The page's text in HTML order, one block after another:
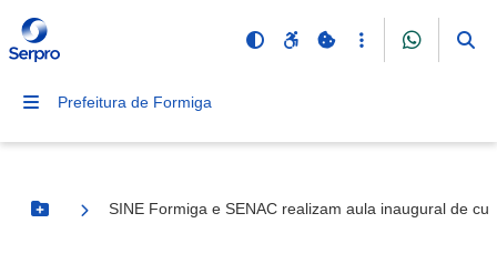
Prefeitura de Formiga
Botão Menu
SINE Formiga e SENAC realizam aula inaugural de